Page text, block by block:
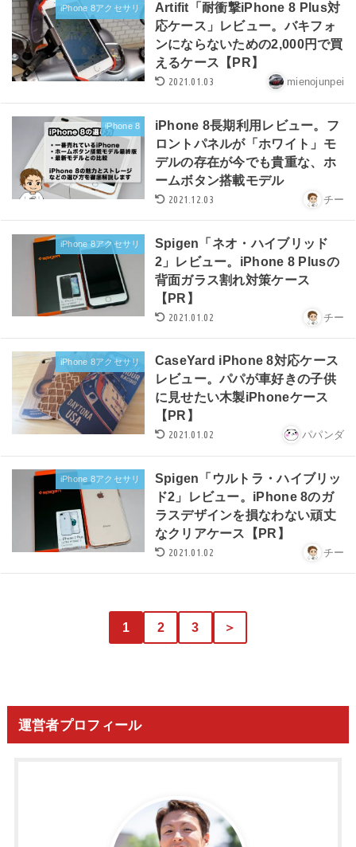
iPhone 8アクセサリ
Artifit「耐衝撃iPhone 8 Plus対
応ケース」レビュー。バキフォ
ンにならないための2,000円で買
えるケース【PR】
2021.01.03 mienojunpei
iPhone 8
iPhone 8長期利用レビュー。フ
ロントパネルが「ホワイト」モ
デルの存在が今でも貴重な、ホ
ームボタン搭載モデル
2021.12.03 チー
iPhone 8アクセサリ
Spigen「ネオ・ハイブリッド
2」レビュー。iPhone 8 Plusの
背面ガラス割れ対策ケース
【PR】
2021.01.02 チー
iPhone 8アクセサリ
CaseYard iPhone 8対応ケース
レビュー。パパが車好きの子供
に見せたい木製iPhoneケース
【PR】
2021.01.02 パパンダ
iPhone 8アクセサリ
Spigen「ウルトラ・ハイブリッ
ド2」レビュー。iPhone 8のガ
ラスデザインを損なわない頑丈
なクリアケース【PR】
2021.01.02 チー
1 2 3 ＞
運営者プロフィール